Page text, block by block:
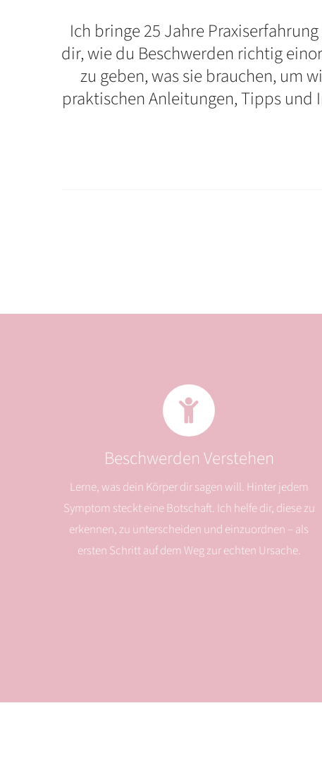
Ich bringe 25 Jahre
dir, wie du Beschwerden richtig
zu geben, was sie brauchen, um
praktischen Anleitungen, Tipps und
Beschwerden Verstehen
Lerne, was dein Körper dir sagen will. Hinter jedem
Symptom steckt eine Botschaft. Ich helfe dir, diese zu
erkennen, zu unterscheiden und einzuordnen – als
ersten Schritt auf dem Weg zur echten Ursache.